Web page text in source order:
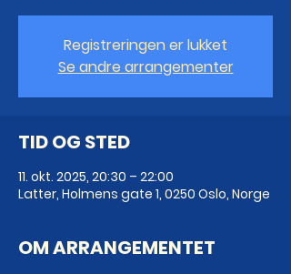
Registreringen er lukket
Se andre arrangementer
TID OG STED
11. okt. 2025, 20:30 – 22:00
Latter, Holmens gate 1, 0250 Oslo, Norge
OM ARRANGEMENTET